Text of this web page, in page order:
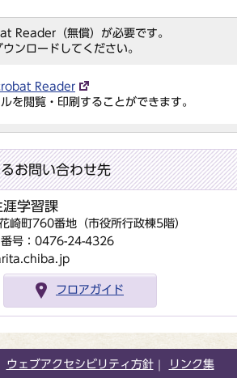
Reader（無償）が必要です。
ンロードしてください。
Reader
を閲覧・印刷することができます。
お問い合わせ先
学習課
町760番地（市役所行政棟5階）
番号：0476-24-4326
フロアガイド
ウェブアクセシビリティ方針 リンク集